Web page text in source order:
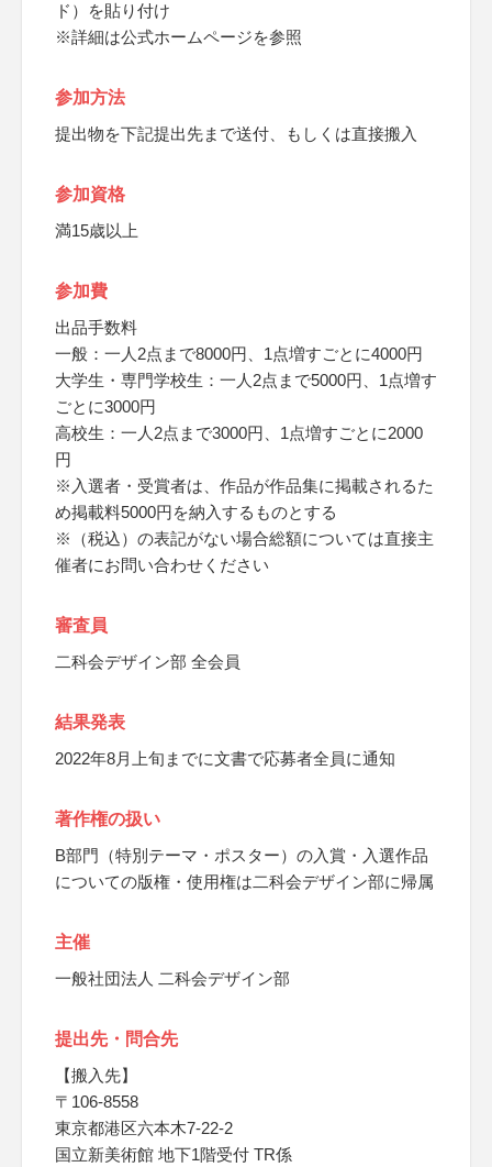
ド）を貼り付け
※詳細は公式ホームページを参照
参加方法
提出物を下記提出先まで送付、もしくは直接搬入
参加資格
満15歳以上
参加費
出品手数料
一般：一人2点まで8000円、1点増すごとに4000円
大学生・専門学校生：一人2点まで5000円、1点増す
ごとに3000円
高校生：一人2点まで3000円、1点増すごとに2000
円
※入選者・受賞者は、作品が作品集に掲載されるた
め掲載料5000円を納入するものとする
※（税込）の表記がない場合総額については直接主
催者にお問い合わせください
審査員
二科会デザイン部 全会員
結果発表
2022年8月上旬までに文書で応募者全員に通知
著作権の扱い
B部門（特別テーマ・ポスター）の入賞・入選作品
についての版権・使用権は二科会デザイン部に帰属
主催
一般社団法人 二科会デザイン部
提出先・問合先
【搬入先】
〒106-8558
東京都港区六本木7-22-2
国立新美術館 地下1階受付 TR係